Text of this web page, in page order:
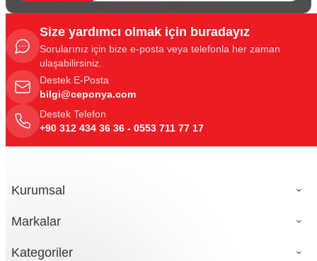
Size yardımcı olmak için buradayız
Sorularınız için bize e-posta veya telefonla her zaman
ulaşabilirsiniz.
Destek E-Posta
bilgi@ceponya.com
Destek Telefon
+90 312 434 36 36 - 0553 711 77 17
Kurumsal
Markalar
Kategoriler